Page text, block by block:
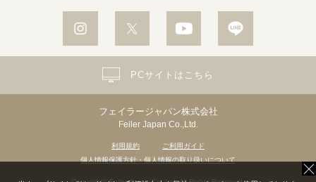
フェイラージャパン株式会社
Feiler Japan Co.,Ltd.
利用規約
ご利用ガイド
個人情報保護方針・個人情報の取り扱いについて
PCサイトはこちら